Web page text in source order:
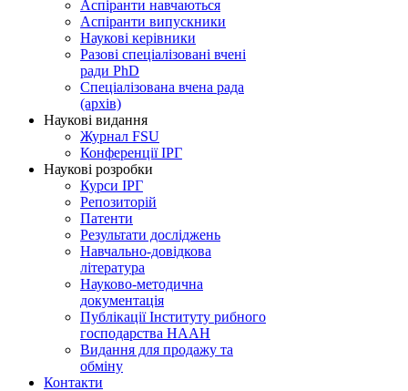
Аспіранти навчаються
Аспіранти випускники
Наукові керівники
Разові спеціалізовані вчені
ради PhD
Спеціалізована вчена рада
(архів)
Наукові видання
Журнал FSU
Конференції ІРГ
Наукові розробки
Курси ІРГ
Репозиторій
Патенти
Результати досліджень
Навчально-довідкова
література
Науково-методична
документація
Публікації Інституту рибного
господарства НААН
Видання для продажу та
обміну
Контакти